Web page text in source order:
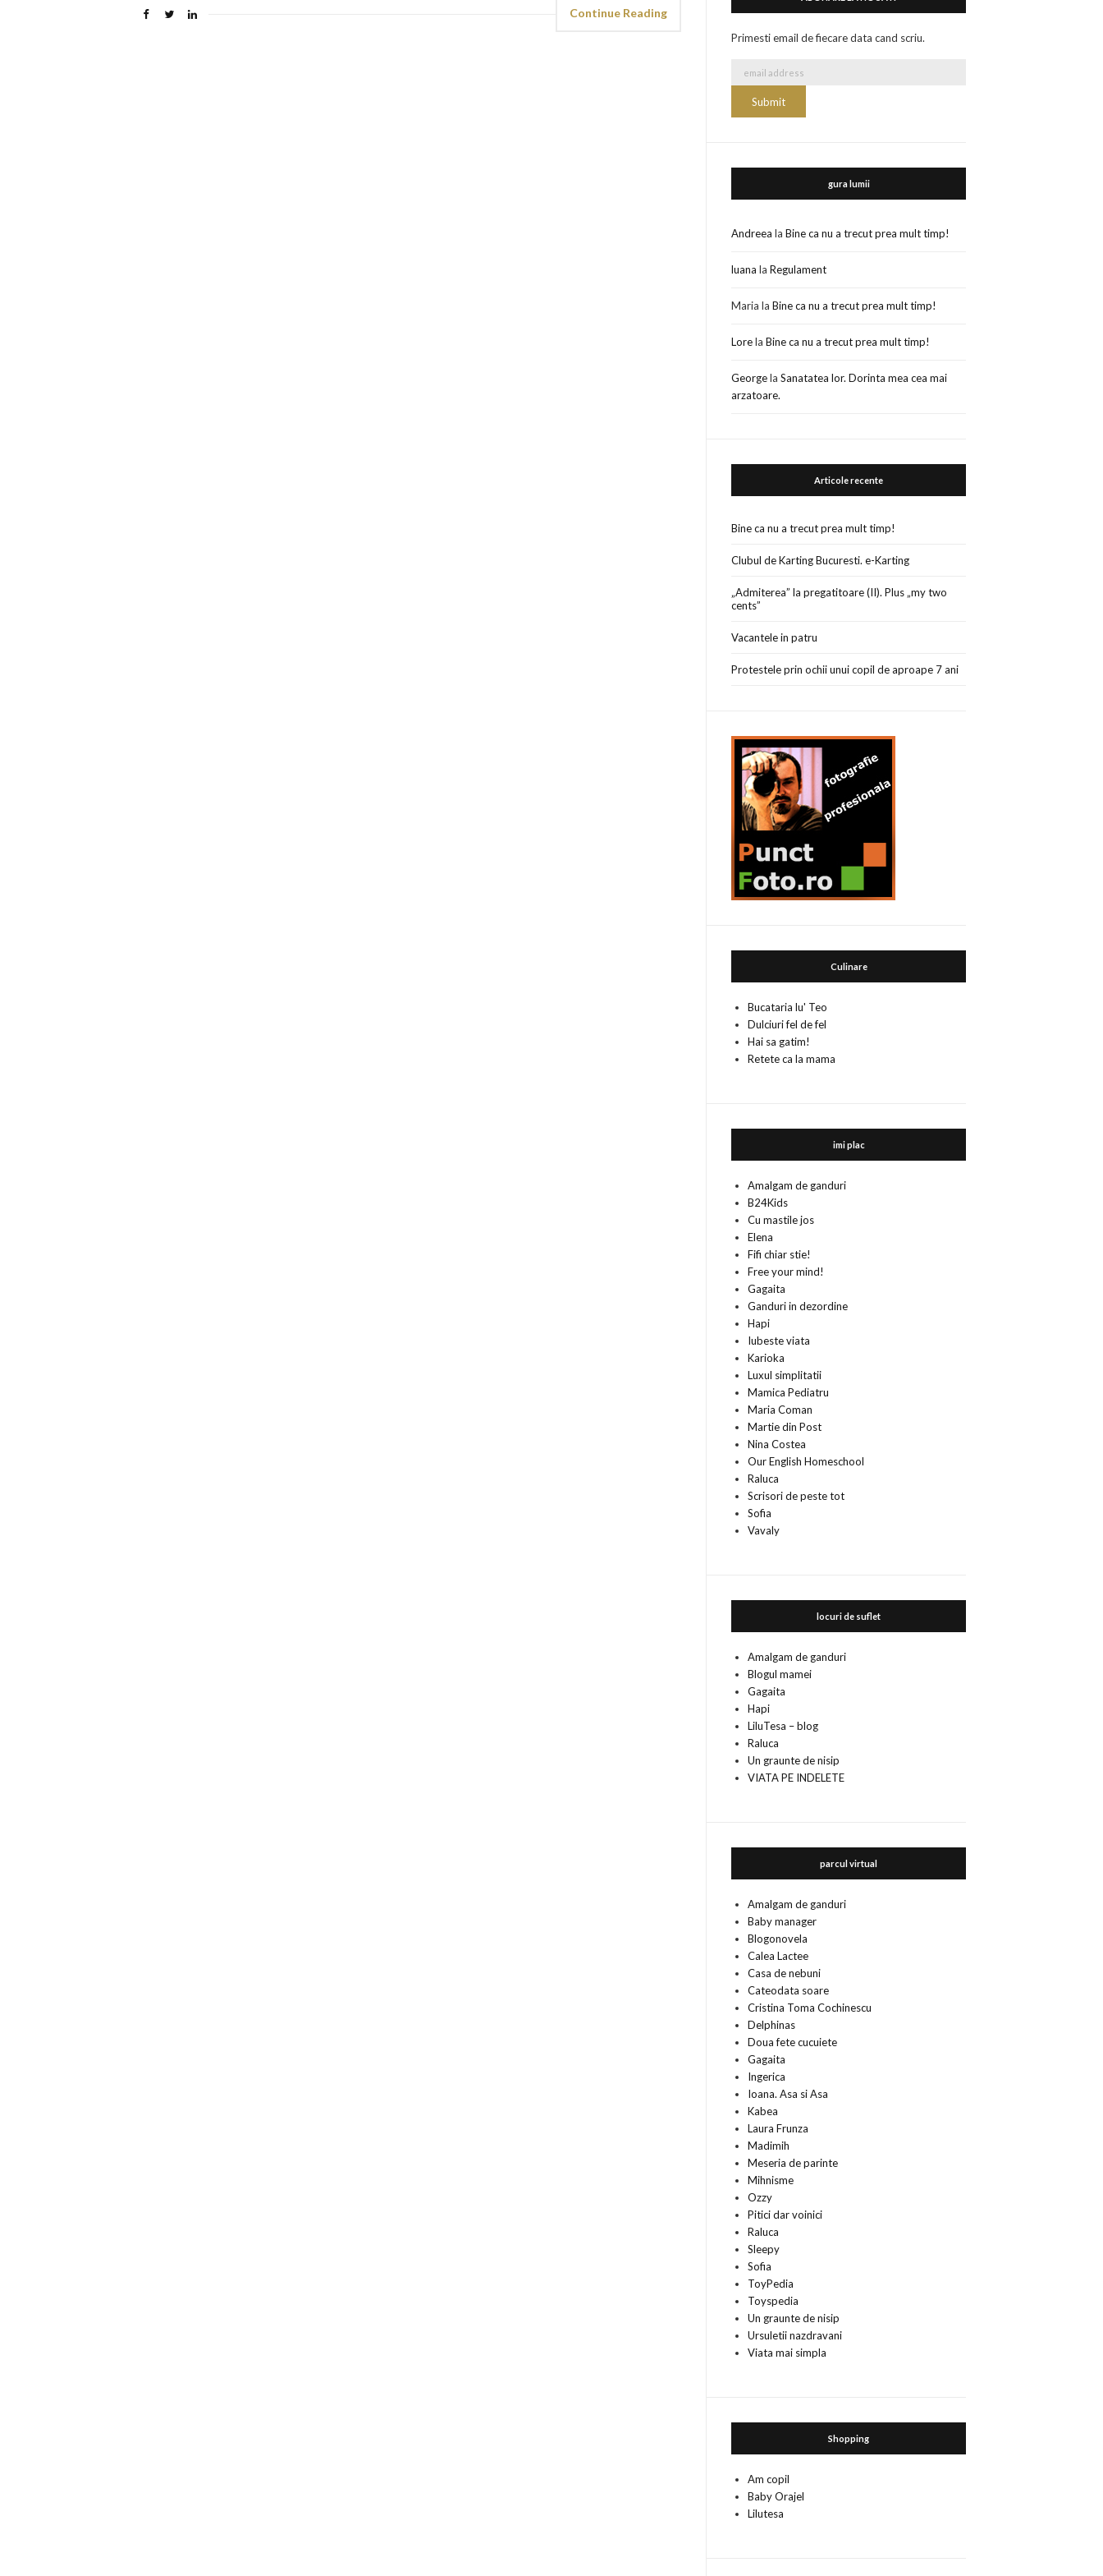
Continue Reading
Primesti email de fiecare data cand scriu.
gura lumii
Andreea laBine ca nu a trecut prea mult timp!
luana laRegulament
Maria laBine ca nu a trecut prea mult timp!
LorelaBine ca nu a trecut prea mult timp!
GeorgelaSanatatea lor. Dorinta mea cea mai
arzatoare.
Articole recente
Bine ca nu a trecut prea mult timp!
Clubul de Karting Bucuresti. e-Karting
„Admiterea” la pregatitoare (II). Plus „my two
cents”
Vacantele in patru
Protestele prin ochii unui copil de aproape 7 ani
Culinare
Bucataria lu' Teo
Dulciuri fel de fel
Hai sa gatim!
Retete ca la mama
imi plac
Amalgam de ganduri
B24Kids
Cu mastile jos
Elena
Fifi chiar stie!
Free your mind!
Gagaita
Ganduri in dezordine
Hapi
Iubeste viata
Karioka
Luxul simplitatii
Mamica Pediatru
Maria Coman
Martie din Post
Nina Costea
Our English Homeschool
Raluca
Scrisori de peste tot
Sofia
Vavaly
locuri de suflet
Amalgam de ganduri
Blogul mamei
Gagaita
Hapi
LiluTesa – blog
Raluca
Un graunte de nisip
VIATA PE INDELETE
parcul virtual
Amalgam de ganduri
Baby manager
Blogonovela
Calea Lactee
Casa de nebuni
Cateodata soare
Cristina Toma Cochinescu
Delphinas
Doua fete cucuiete
Gagaita
Ingerica
Ioana. Asa si Asa
Kabea
Laura Frunza
Madimih
Meseria de parinte
Mihnisme
Ozzy
Pitici dar voinici
Raluca
Sleepy
Sofia
ToyPedia
Toyspedia
Un graunte de nisip
Ursuletii nazdravani
Viata mai simpla
Shopping
Am copil
Baby Orajel
Lilutesa